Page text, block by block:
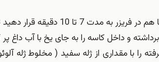
قرار دهید تا نیم بند شوند.
و داخل کاسه را به جای یخ با آب داغ
را با مقداری از ژله سفید ( مخلوط ژله